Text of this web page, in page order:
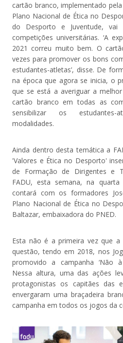
cartão branco, implementado
Plano Nacional de Ética no
do Desporto e Juventude, vai
competições universitárias. ‘A
2021 correu muito bem. O
vezes para promover os bons
estudantes-atletas’, disse. De
na época que agora se inicia, o
que se está a averiguar a
cartão branco em todas as
sensibilizar os estudantes-
modalidades.
Ainda dentro desta temática a
'Valores e Ética no Desporto'
de Formação de Dirigentes e
FADU, esta semana, na
contará com os formadores
Plano Nacional de Ética no
Baltazar, embaixadora do PNED.
Esta não é a primeira vez que
questão, tendo em 2018, nos
promovido a campanha ‘Não
Nessa altura, uma das ações
protagonistas os capitães das
envergaram uma braçadeira
campanha em todos os jogos da